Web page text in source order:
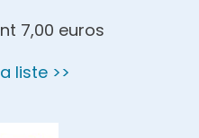
7,00 euros
liste >>